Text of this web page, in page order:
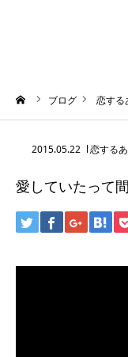
ブログ 恋する
2015.05.22 恋する
愛していたって
プロフィール